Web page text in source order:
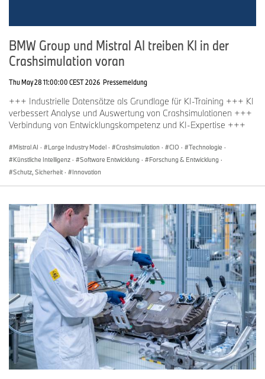
BMW Group und Mistral AI treiben KI in der
Crashsimulation voran
Thu May 28 11:00:00 CEST 2026 Pressemeldung
+++ Industrielle Datensätze als Grundlage für KI-Training +++ KI
verbessert Analyse und Auswertung von Crashsimulationen +++
Verbindung von Entwicklungskompetenz und KI-Expertise +++
Mistral AI · Large Industry Model · Crashsimulation · CIO · Technologie ·
Künstliche Intelligenz · Software Entwicklung · Forschung & Entwicklung ·
Schutz, Sicherheit · Innovation